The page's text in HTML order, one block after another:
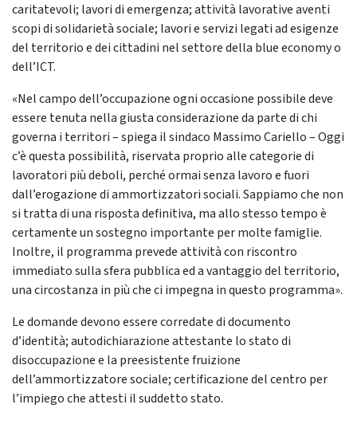
caritatevoli; lavori di emergenza; attività lavorative aventi
scopi di solidarietà sociale; lavori e servizi legati ad esigenze
del territorio e dei cittadini nel settore della blue economy o
dell’ICT.
«Nel campo dell’occupazione ogni occasione possibile deve
essere tenuta nella giusta considerazione da parte di chi
governa i territori – spiega il sindaco Massimo Cariello – Oggi
c’è questa possibilità, riservata proprio alle categorie di
lavoratori più deboli, perché ormai senza lavoro e fuori
dall’erogazione di ammortizzatori sociali. Sappiamo che non
si tratta di una risposta definitiva, ma allo stesso tempo è
certamente un sostegno importante per molte famiglie.
Inoltre, il programma prevede attività con riscontro
immediato sulla sfera pubblica ed a vantaggio del territorio,
una circostanza in più che ci impegna in questo programma».
Le domande devono essere corredate di documento
d’identità; autodichiarazione attestante lo stato di
disoccupazione e la preesistente fruizione
dell’ammortizzatore sociale; certificazione del centro per
l’impiego che attesti il suddetto stato.